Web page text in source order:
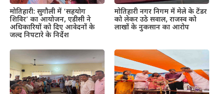
मोतिहारी: सुगौली में ‘सहयोग
शिविर’ का आयोजन, एडीसी ने
अधिकारियों को दिए आवेदनों के
जल्द निपटारे के निर्देश
मोतिहारी नगर निगम में मेले के टेंडर
को लेकर उठे सवाल, राजस्व को
लाखों के नुकसान का आरोप